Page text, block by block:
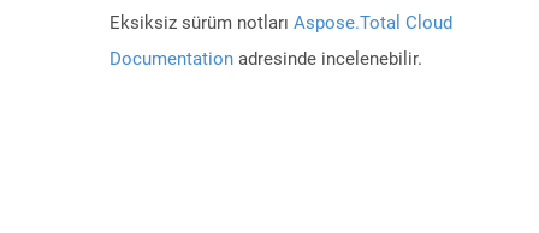
Eksiksiz sürüm notları Aspose.Total Cloud
Documentation adresinde incelenebilir.